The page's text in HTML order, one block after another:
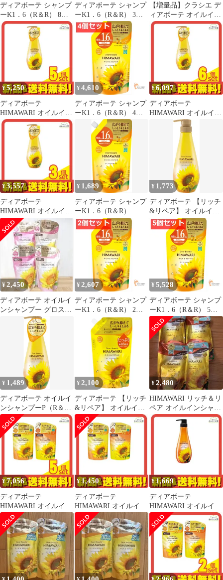
ディアボーテ シャンプ
ーK1．6（R＆R） 8個
セット まとめ売り
ディアボーテ シャンプ
ーK1．6（R＆R） 3個
セット まとめ売り
【増量品】クラシエ デ
ィアボーテ オイルイン
シャンプー リッチ&リ
ペア つめかえ用 430ml
ヒマワリ 詰め替え つめ
かえ 18個
¥5,250
ディアボーテ
HIMAWARI オイルイン
シャンプー リッチ&リ
ペア 500mL (ポンプ付
き本体) 5個セット まと
¥ 4,610
ディアボーテ シャンプ
ーK1．6（R＆R） 4個
セット まとめ売り
¥6,097
ディアボーテ
HIMAWARI オイルイン
シャンプー リッチ&リ
ペア 500mL (ポンプ付
き本体) 6個セット まと
¥3,557
ディアボーテ
HIMAWARI オイルイン
シャンプー リッチ&リ
ペア 500mL (ポンプ付
き本体) 3個セット まと
め売り
¥ 1,689
ディアボーテ シャンプ
ーK1．6（R＆R）
¥ 1,773
ディアボーテ 【リッチ
&リペア】 オイルイン
シャンプー ボトル
500ml |
¥2,450
ディアボーテ オイルイ
ンシャンプー グロス＆
リペア 2つ コンディ
ショナー 2つ
¥ 2,607
ディアボーテ シャンプ
ーK1．6（R＆R） 2個
セット まとめ売り
¥ 5,528
ディアボーテ シャンプ
ーK1．6（R＆R） 5個
セット まとめ売り
¥ 1,489
ディアボーテ オイルイ
ンシャンプーP（R＆
R）
¥ 2,100
ディアボーテ 【リッチ
&リペア】 オイルイン
シャンプー 詰め替え 大
容量 66
¥2,480
HIMAWARI リッチ＆リ
ペア オイルインシャン
プー 詰替 4個セット
¥7,056
ディアボーテ
HIMAWARI オイルイン
シャンプー リッチ&リ
ペア 400mL (+ コンデ
ィショナー 400g 詰め替
えセット) 5個セット ま
とめ売り
¥1,450
ディアボーテ
HIMAWARI オイルイン
シャンプー リッチ&リ
ペア 400mL (+ コンデ
ィショナー 400g 詰め替
えセット)
¥1,669
ディアボーテ
HIMAWARI オイルイン
コンディショナー リッ
チ&リペア 500g (ポン
プ)